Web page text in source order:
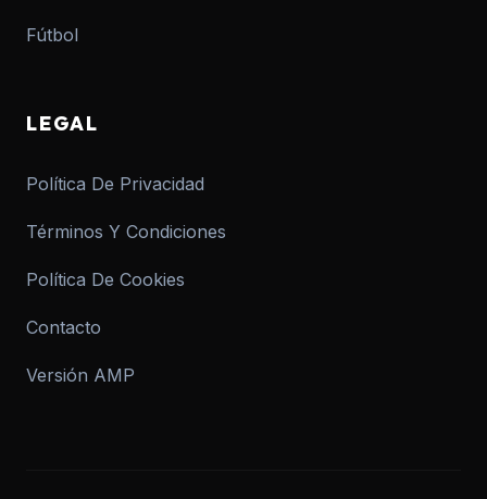
Fútbol
LEGAL
Política De Privacidad
Términos Y Condiciones
Política De Cookies
Contacto
Versión AMP